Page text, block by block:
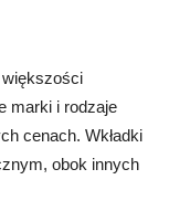
większości
marki i rodzaje
cenach. Wkładki
obok innych